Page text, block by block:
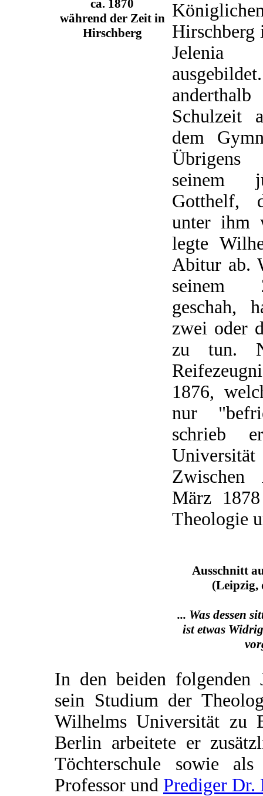
ca. 1870
während der Zeit in
Hirschberg
Hirschberg
Jelenia
Schulzeit
dem
Übrigens
seinem
Gotthelf,
unter ihm
legte
Abitur ab.
seinem
geschah,
zwei oder
zu tun.
1876,
nur
schrieb
März
Theologie
Ausschnitt
(Leipzig,
... Was dessen
ist etwas
In den beiden folgenden
sein Studium der
Wilhelms Universität zu
Berlin arbeitete er
Töchterschule sowie
Professor und Prediger Dr.